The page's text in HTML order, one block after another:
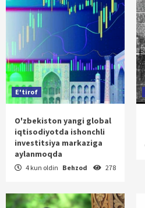
E'tirof
O'zbekiston yangi global
iqtisodiyotda ishonchli
investitsiya markaziga
aylanmoqda
4 kun oldin Behzod 278